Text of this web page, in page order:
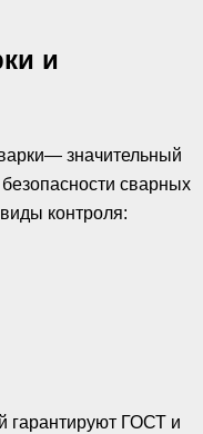
и
значительный
сварных
контроля:
гарантируют ГОСТ и